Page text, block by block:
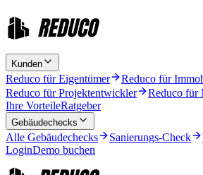
Kunden
Reduco für Eigentümer Reduco für
Reduco für Projektentwickler
Reduco für
Ihre VorteileRatgeber
Gebäudechecks
Alle Gebäudechecks Sanierungs-Check
LoginDemo buchen